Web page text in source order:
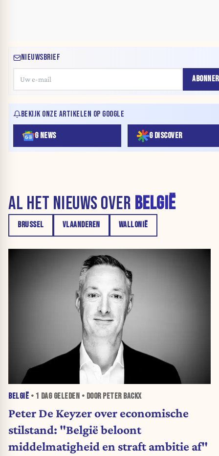
NIEUWSBRIEF
BEKIJK ONZE ARTIKELEN OP GOOGLE
G NEWS G DISCOVER
AL HET NIEUWS OVER BELGIË
BRUSSEL VLAANDEREN WALLONIË
BELGIË • 1 DAGGELEDEN • DOOR PETER BACKX
Peter De Keyzer over economische
stilstand: "België beloont
middelmatigheid en straft ambitie af"